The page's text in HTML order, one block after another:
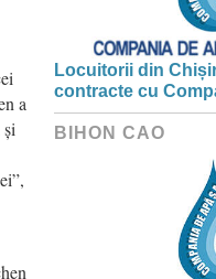
a
Locuitorii din
contracte cu
BIHON CAO